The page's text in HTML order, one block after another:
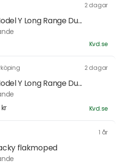
2 dagar
Y Long Range Du...
Kvd.se
2 dagar
Y Long Range Du...
Kvd.se
1 år
flakmoped